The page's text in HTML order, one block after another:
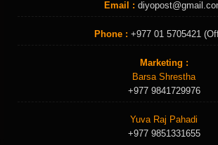
Email :
Phone : +977 01 5705421
Marketing :
Barsa Shrestha
+977 9841729976
Yuva Raj Pahadi
+977 9851331655